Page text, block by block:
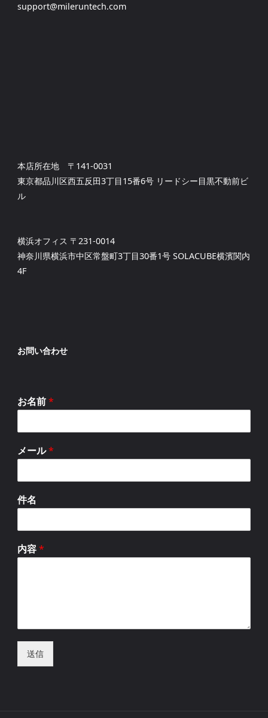
support@mileruntech.com
本店所在地 〒141-0031
東京都品川区西五反田3丁目15番6号 リードシー目黒不動前ビ
ル
横浜オフィス 〒231-0014
神奈川県横浜市中区常盤町3丁目30番1号 SOLACUBE横濱関内
4F
お問い合わせ
お名前*
メール*
件名
内容*
送信